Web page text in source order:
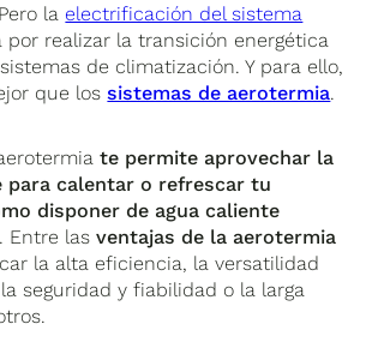
la electrificación del sistema
por realizar la transición energética
de climatización. Y para ello,
que lossistemas de aerotermia.
te permite aprovechar la
para calentar o refrescar tu
disponer de agua caliente
. Entre lasventajas de la aerotermia
la alta eficiencia, la versatilidad
seguridad y fiabilidad o la larga